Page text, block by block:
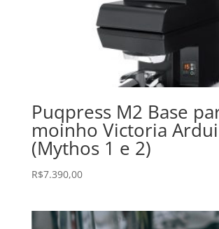
Puqpress M2 Base
moinho Victoria
(Mythos 1 e 2)
R$7.390,00